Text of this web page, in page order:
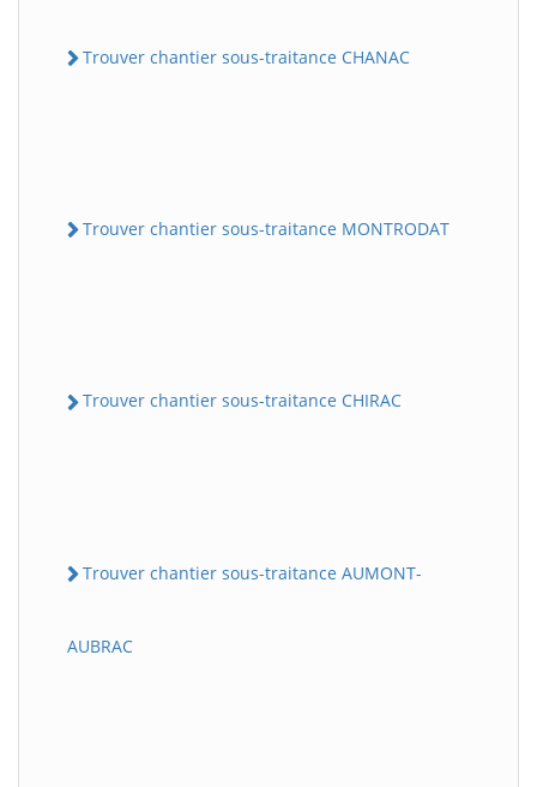
Trouver chantier sous-traitance CHANAC
Trouver chantier sous-traitance MONTRODAT
Trouver chantier sous-traitance CHIRAC
Trouver chantier sous-traitance AUMONT-
AUBRAC